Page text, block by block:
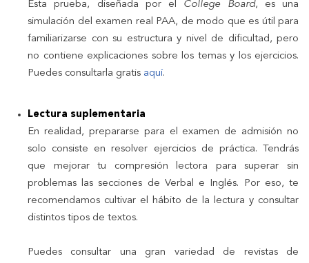
Esta prueba, diseñada por el College Board, es una
simulación del examen real PAA, de modo que es útil para
familiarizarse con su estructura y nivel de dificultad, pero
no contiene explicaciones sobre los temas y los ejercicios.
Puedes consultarla gratis aquí.
Lectura suplementaria
En realidad, prepararse para el examen de admisión no
solo consiste en resolver ejercicios de práctica. Tendrás
que mejorar tu compresión lectora para superar sin
problemas las secciones de Verbal e Inglés. Por eso, te
recomendamos cultivar el hábito de la lectura y consultar
distintos tipos de textos.
Puedes consultar una gran variedad de revistas de